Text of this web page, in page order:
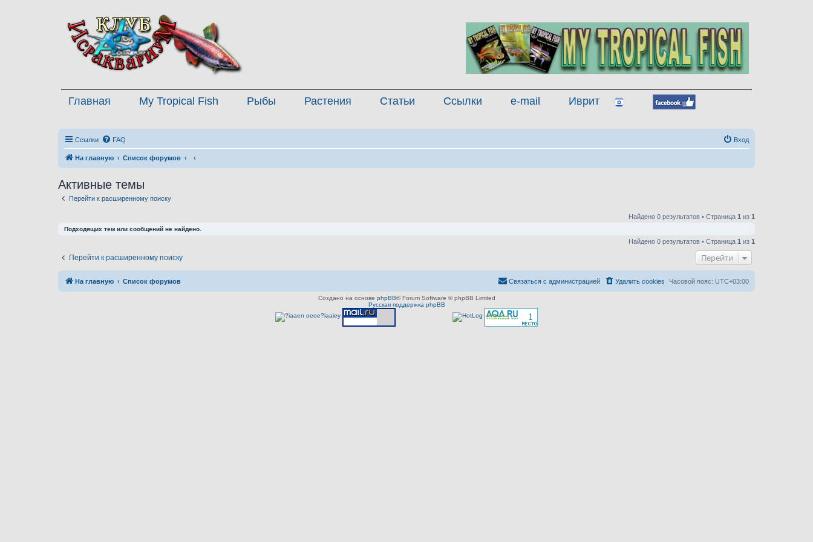
Главная My Tropical Fish Рыбы Растения Статьи Ссылки e-mail Иврит
Ссылки FAQ Вход
На главную Список форумов
Активные темы
Перейти к расширенному поиску
Найдено 0 результатов • Страница 1 из 1
Подходящих тем или сообщений не найдено.
Найдено 0 результатов • Страница 1 из 1
Перейти к расширенному поиску Перейти
На главную Список форумов Часовой пояс: UTC+03:00
Удалить cookies
Связаться с администрацией
Создано на основе phpBB® Forum Software © phpBB Limited
Русская поддержка phpBB